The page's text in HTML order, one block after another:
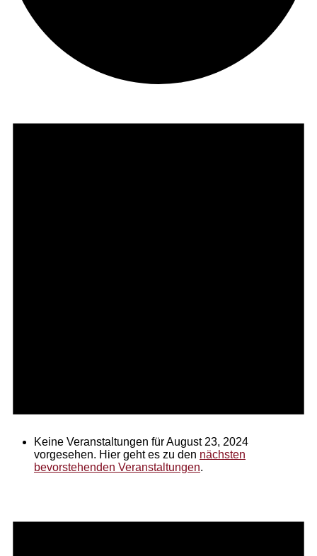
Keine Veranstaltungen für August 23, 2024
vorgesehen. Hier geht es zu den nächsten
bevorstehenden Veranstaltungen.